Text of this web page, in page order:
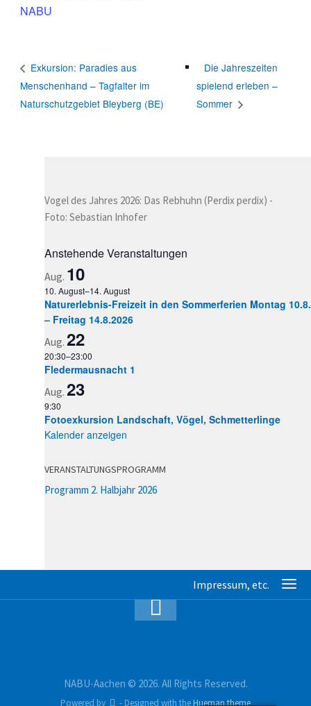
NABU
Exkursion: Paradies aus
Menschenhand – Tagfalter im
Naturschutzgebiet Bleyberg (BE)
Die Jahreszeiten
spielend erleben –
Sommer
Vogel des Jahres 2026: Das Rebhuhn (Perdix perdix) -
Foto: Sebastian Inhofer
Anstehende Veranstaltungen
Aug. 10
10. August–14. August
Naturerlebnis-Freizeit in den Sommerferien Montag 10.8.
– Freitag 14.8.2026
Aug. 22
20:30–23:00
Fledermausnacht 1
Aug. 23
9:30
Fotoexkursion Landschaft, Vögel, Schmetterlinge
Kalender anzeigen
VERANSTALTUNGSPROGRAMM
Programm 2. Halbjahr 2026
NABU-Aachen © 2026. All Rights Reserved.
Powered by - Designed with theHueman theme